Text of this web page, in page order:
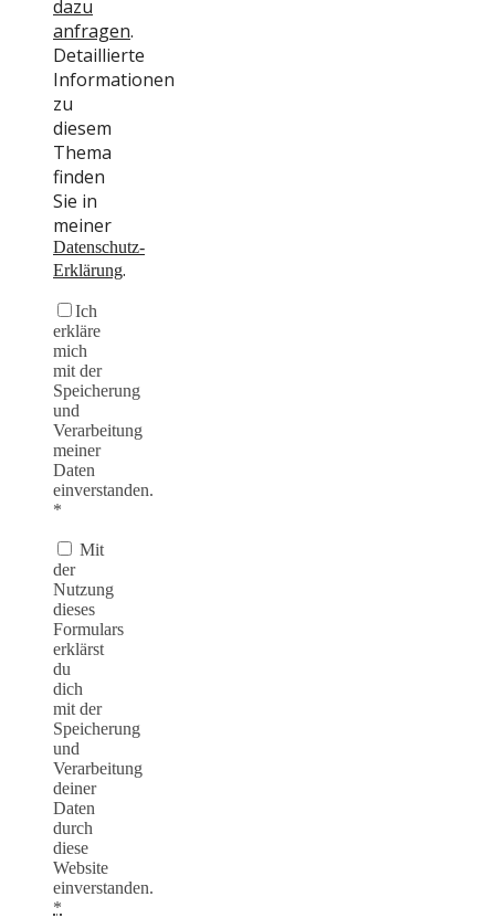
dazu
anfragen.
Detaillierte
Informationen
zu
diesem
Thema
finden
Sie in
meiner
Datenschutz-
Erklärung.
Ich
erkläre
mich
mit der
Speicherung
und
Verarbeitung
meiner
Daten
einverstanden.
*
Mit
der
Nutzung
dieses
Formulars
erklärst
du
dich
mit der
Speicherung
und
Verarbeitung
deiner
Daten
durch
diese
Website
einverstanden.
*